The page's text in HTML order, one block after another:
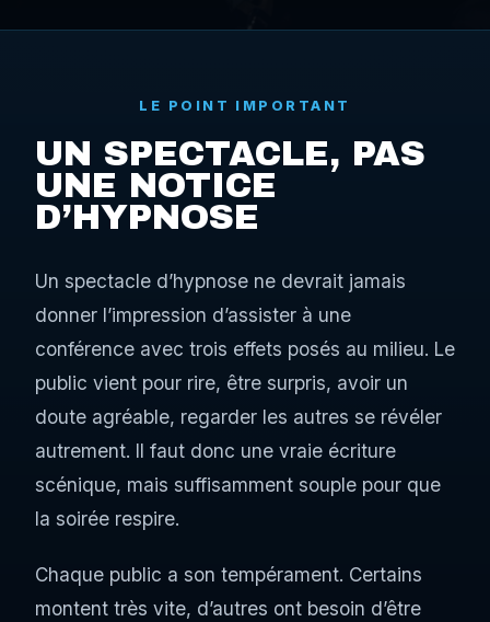
LE POINT IMPORTANT
UN SPECTACLE, PAS
UNE NOTICE
D’HYPNOSE
Un spectacle d’hypnose ne devrait jamais
donner l’impression d’assister à une
conférence avec trois effets posés au milieu. Le
public vient pour rire, être surpris, avoir un
doute agréable, regarder les autres se révéler
autrement. Il faut donc une vraie écriture
scénique, mais suffisamment souple pour que
la soirée respire.
Chaque public a son tempérament. Certains
montent très vite, d’autres ont besoin d’être